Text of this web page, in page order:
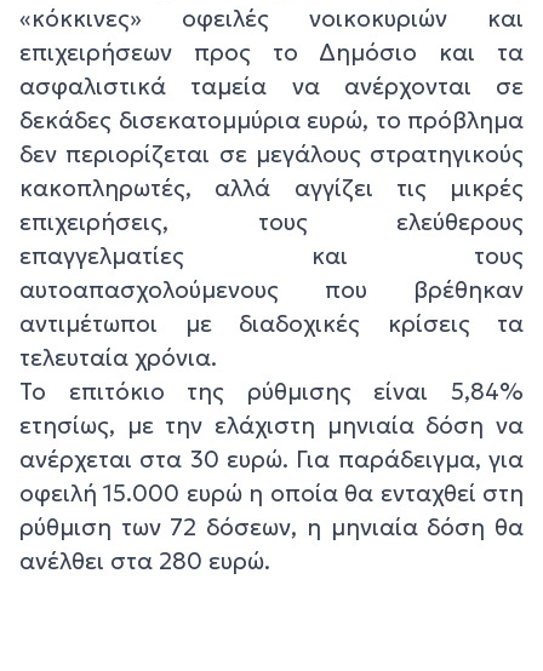
«κόκκινες» οφειλές νοικοκυριών και
επιχειρήσεων προς το Δημόσιο και τα
ασφαλιστικά ταμεία να ανέρχονται σε
δεκάδες δισεκατομμύρια ευρώ, το πρόβλημα
δεν περιορίζεται σε μεγάλους στρατηγικούς
κακοπληρωτές, αλλά αγγίζει τις μικρές
επιχειρήσεις, τους ελεύθερους
επαγγελματίες και τους
αυτοαπασχολούμενους που βρέθηκαν
αντιμέτωποι με διαδοχικές κρίσεις τα
τελευταία χρόνια.
Το επιτόκιο της ρύθμισης είναι 5,84%
ετησίως, με την ελάχιστη μηνιαία δόση να
ανέρχεται στα 30 ευρώ. Για παράδειγμα, για
οφειλή 15.000 ευρώ η οποία θα ενταχθεί στη
ρύθμιση των 72 δόσεων, η μηνιαία δόση θα
ανέλθει στα 280 ευρώ.